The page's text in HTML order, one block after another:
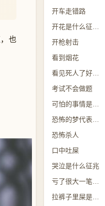
也
开车走错路
开枪射击
看到烟花
考试不会做题
恐怖杀人
口中吐屎
哭泣是什么征兆